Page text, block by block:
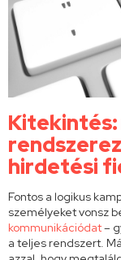
Kitekintés:
hirdetési
Fontos a logikus
személyeket vonsz
kommunikációdat–
a teljes rendszert.